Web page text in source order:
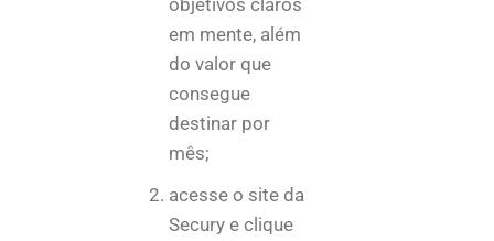
objetivos claros
em mente, além
do valor que
consegue
destinar por
mês;
acesse o site da
Secury e clique